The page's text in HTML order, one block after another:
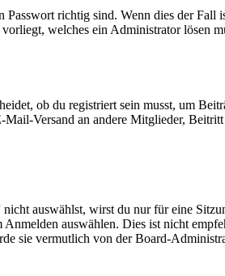
richtig sind. Wenn dies der
welches ein Administrator lösen
ob du registriert sein musst, um
Versand an andere Mitglieder,
auswählst, wirst du nur für eine
auswählen. Dies ist nicht
sie vermutlich von der Board-